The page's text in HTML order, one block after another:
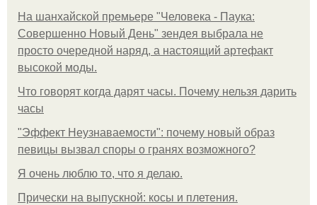
На шанхайской премьере "Человека - Паука:
Совершенно Новый День" зендея выбрала не
просто очередной наряд, а настоящий артефакт
высокой моды.
Что говорят когда дарят часы. Почему нельзя дарить
часы
"Эффект Неузнаваемости": почему новый образ
певицы вызвал споры о гранях возможного?
Я очень люблю то, что я делаю.
Прически на выпускной: косы и плетения.